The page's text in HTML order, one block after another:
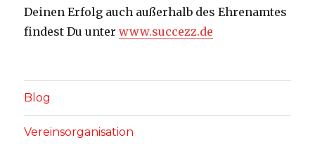
Deinen Erfolg auch außerhalb des Ehrenamtes
findest Du unterwww.succezz.de
Blog
Vereinsorganisation